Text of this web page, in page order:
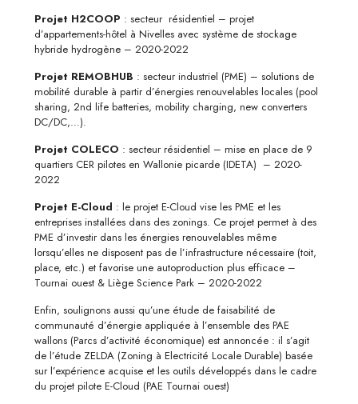
Projet H2COOP : secteur résidentiel – projet
d’appartements-hôtel à Nivelles avec système de stockage
hybride hydrogène – 2020-2022
Projet REMOBHUB : secteur industriel (PME) – solutions de
mobilité durable à partir d’énergies renouvelables locales (pool
sharing, 2nd life batteries, mobility charging, new converters
DC/DC,…).
Projet COLECO : secteur résidentiel – mise en place de 9
quartiers CER pilotes en Wallonie picarde (IDETA) – 2020-
2022
Projet E-Cloud : le projet E-Cloud vise les PME et les
entreprises installées dans des zonings. Ce projet permet à des
PME d’investir dans les énergies renouvelables même
lorsqu’elles ne disposent pas de l’infrastructure nécessaire (toit,
place, etc.) et favorise une autoproduction plus efficace –
Tournai ouest & Liège Science Park – 2020-2022
Enfin, soulignons aussi qu’une étude de faisabilité de
communauté d’énergie appliquée à l’ensemble des PAE
wallons (Parcs d’activité économique) est annoncée : il s’agit
de l’étude ZELDA (Zoning à Electricité Locale Durable) basée
sur l’expérience acquise et les outils développés dans le cadre
du projet pilote E-Cloud (PAE Tournai ouest)